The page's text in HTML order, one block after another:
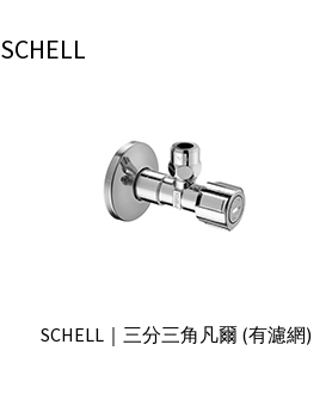
SCHELL
SCHELL｜三分三角凡爾 (有濾網)